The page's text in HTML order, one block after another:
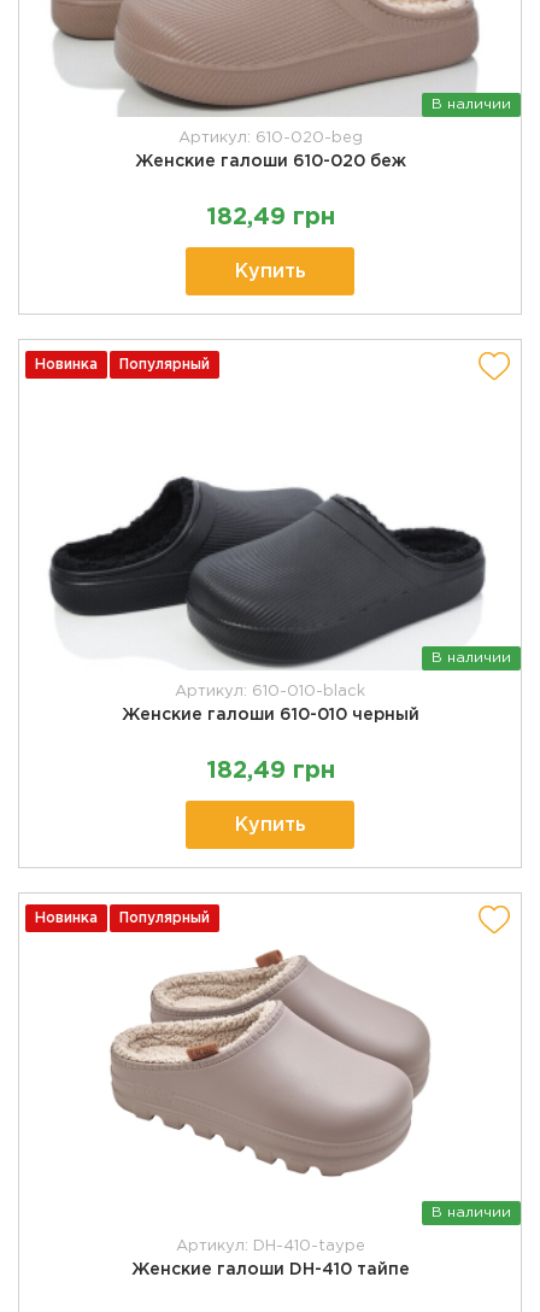
В наличии
Артикул: 610-020-beg
Женские галоши 610-020 беж
182,49 грн
Купить
Новинка Популярный
В наличии
Артикул: 610-010-black
Женские галоши 610-010 черный
182,49 грн
Купить
Новинка Популярный
В наличии
Артикул: DH-410-taype
Женские галоши DH-410 тайпе